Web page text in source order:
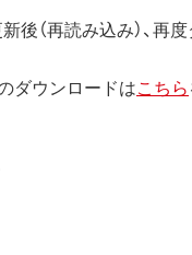
ンジニアリング、その
れます。
（再読み込み）、再
ダウンロードはこちら